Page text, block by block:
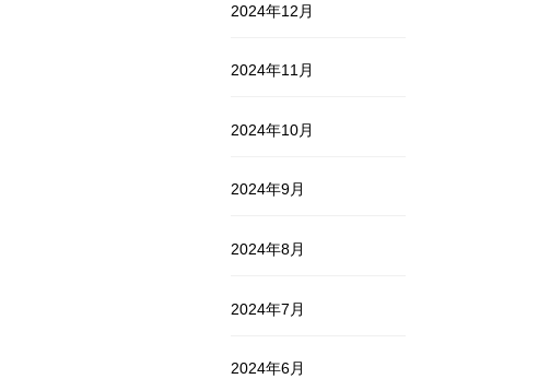
2024年12月
2024年11月
2024年10月
2024年9月
2024年8月
2024年7月
2024年6月